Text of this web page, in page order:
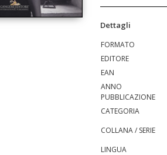
Dettagli
FORMATO
EDITORE
EAN
ANNO
PUBBLICAZIONE
CATEGORIA
COLLANA / SERIE
LINGUA